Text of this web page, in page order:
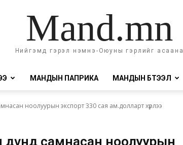
Mand.mn
Нийгэмд гэрэл нэмнэ-Оюуны гэрлийг асаана
МАНДЫН ПАПРИКА МАНДЫН БҮТЭЭЛ
ноолуурын экспорт 330 сая ам.долларт хүрлээ
дүнд самнасан ноолуурын